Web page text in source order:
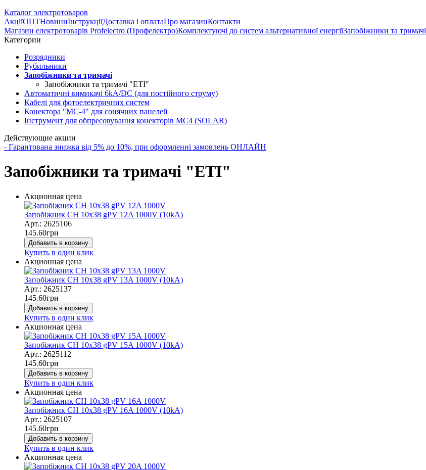
Каталог электротоваров
АкціїОПТНовиниІнструкціїДоставка і оплатаПро магазинКонтакти
Магазин електротоварів Profelectro (Профелектро)Комплектуючі до систем альтернативної енергіїЗапобіжники та тримачі
Категории
Розрядники
Рубильники
Запобіжники та тримачі
Запобіжники та тримачі "ETI"
Автоматичні вимикачі 6kA/DC (для постійного струму)
Кабелі для фотоелектричних систем
Конектора "MC-4" для сонячних панелей
Інструмент для обпресовування конекторів МС4 (SOLAR)
Действующие акции
- Гарантована знижка від 5% до 10%, при оформленні замовлень ОНЛАЙН
Запобіжники та тримачі "ETI"
Акционная цена
Запобіжник CH 10x38 gPV 12A 1000V (10kA)
Арт.: 2625106
145.60грн
Добавить в корзину
Купить в один клик
Акционная цена
Запобіжник CH 10x38 gPV 13A 1000V (10kA)
Арт.: 2625137
145.60грн
Добавить в корзину
Купить в один клик
Акционная цена
Запобіжник CH 10x38 gPV 15A 1000V (10kA)
Арт.: 2625112
145.60грн
Добавить в корзину
Купить в один клик
Акционная цена
Запобіжник CH 10x38 gPV 16A 1000V (10kA)
Арт.: 2625107
145.60грн
Добавить в корзину
Купить в один клик
Акционная цена